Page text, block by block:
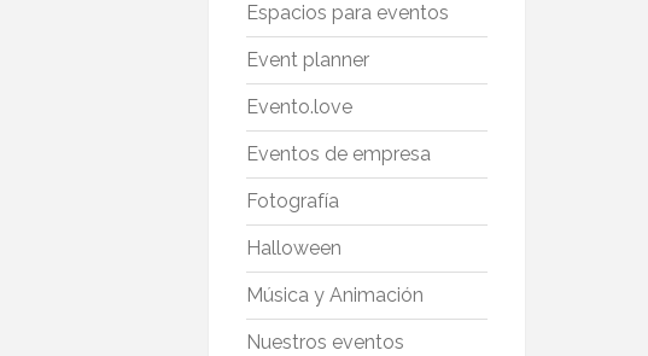
Espacios para eventos
Event planner
Evento.love
Eventos de empresa
Fotografía
Halloween
Música y Animación
Nuestros eventos